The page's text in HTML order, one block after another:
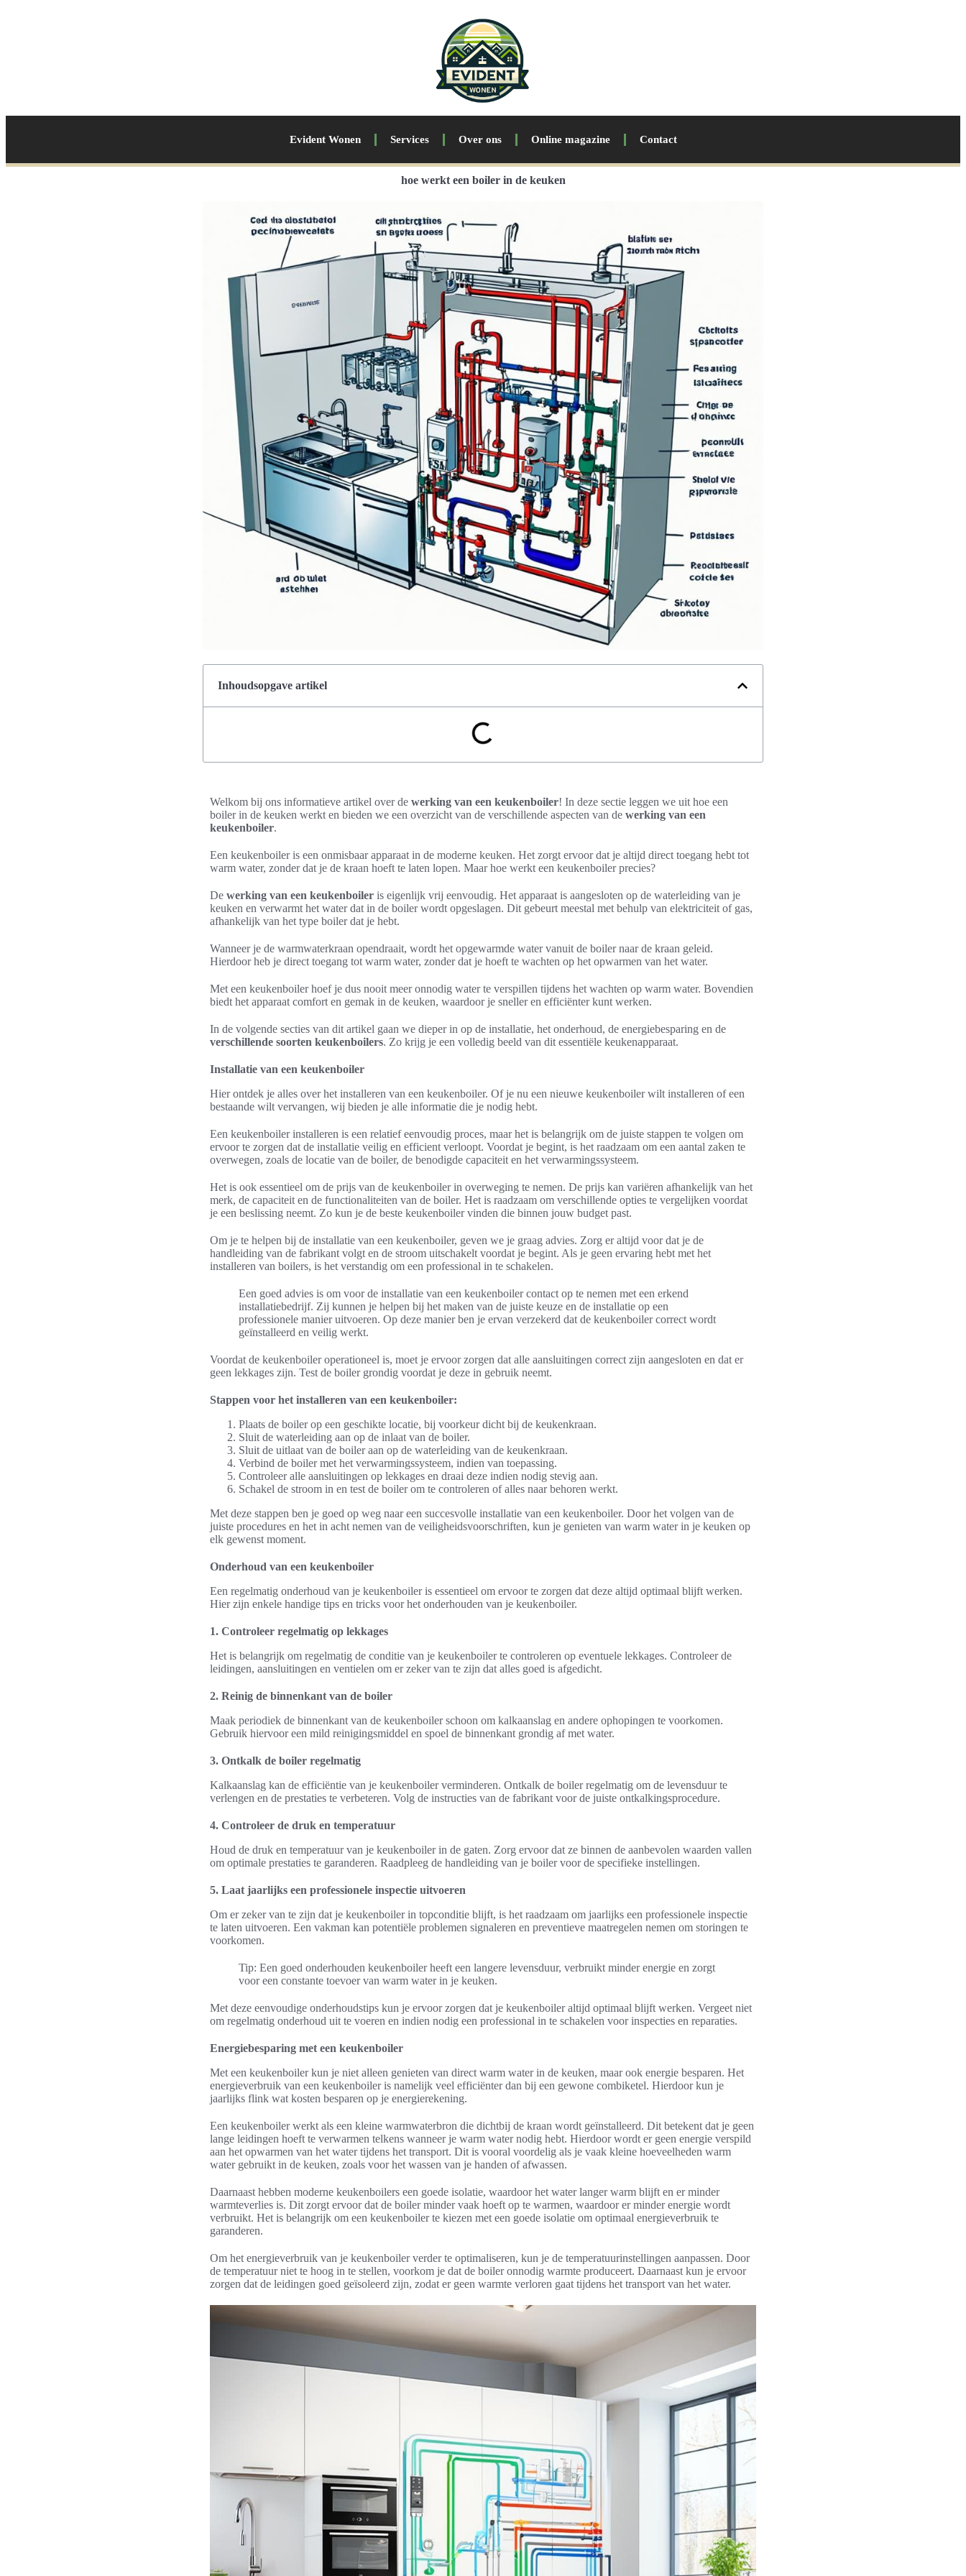
Evident Wonen Services Over ons Online magazine Contact
hoe werkt een boiler in de keuken
Inhoudsopgave artikel
Welkom bij ons informatieve artikel over de werking van een keukenboiler! In deze sectie leggen we uit hoe een
boiler in de keuken werkt en bieden we een overzicht van de verschillende aspecten van de werking van een
keukenboiler.
Een keukenboiler is een onmisbaar apparaat in de moderne keuken. Het zorgt ervoor dat je altijd direct toegang hebt tot
warm water, zonder dat je de kraan hoeft te laten lopen. Maar hoe werkt een keukenboiler precies?
De werking van een keukenboiler is eigenlijk vrij eenvoudig. Het apparaat is aangesloten op de waterleiding van je
keuken en verwarmt het water dat in de boiler wordt opgeslagen. Dit gebeurt meestal met behulp van elektriciteit of gas,
afhankelijk van het type boiler dat je hebt.
Wanneer je de warmwaterkraan opendraait, wordt het opgewarmde water vanuit de boiler naar de kraan geleid.
Hierdoor heb je direct toegang tot warm water, zonder dat je hoeft te wachten op het opwarmen van het water.
Met een keukenboiler hoef je dus nooit meer onnodig water te verspillen tijdens het wachten op warm water. Bovendien
biedt het apparaat comfort en gemak in de keuken, waardoor je sneller en efficiënter kunt werken.
In de volgende secties van dit artikel gaan we dieper in op de installatie, het onderhoud, de energiebesparing en de
verschillende soorten keukenboilers. Zo krijg je een volledig beeld van dit essentiële keukenapparaat.
Installatie van een keukenboiler
Hier ontdek je alles over het installeren van een keukenboiler. Of je nu een nieuwe keukenboiler wilt installeren of een
bestaande wilt vervangen, wij bieden je alle informatie die je nodig hebt.
Een keukenboiler installeren is een relatief eenvoudig proces, maar het is belangrijk om de juiste stappen te volgen om
ervoor te zorgen dat de installatie veilig en efficient verloopt. Voordat je begint, is het raadzaam om een aantal zaken te
overwegen, zoals de locatie van de boiler, de benodigde capaciteit en het verwarmingssysteem.
Het is ook essentieel om de prijs van de keukenboiler in overweging te nemen. De prijs kan variëren afhankelijk van het
merk, de capaciteit en de functionaliteiten van de boiler. Het is raadzaam om verschillende opties te vergelijken voordat
je een beslissing neemt. Zo kun je de beste keukenboiler vinden die binnen jouw budget past.
Om je te helpen bij de installatie van een keukenboiler, geven we je graag advies. Zorg er altijd voor dat je de
handleiding van de fabrikant volgt en de stroom uitschakelt voordat je begint. Als je geen ervaring hebt met het
installeren van boilers, is het verstandig om een professional in te schakelen.
Een goed advies is om voor de installatie van een keukenboiler contact op te nemen met een erkend
installatiebedrijf. Zij kunnen je helpen bij het maken van de juiste keuze en de installatie op een
professionele manier uitvoeren. Op deze manier ben je ervan verzekerd dat de keukenboiler correct wordt
geïnstalleerd en veilig werkt.
Voordat de keukenboiler operationeel is, moet je ervoor zorgen dat alle aansluitingen correct zijn aangesloten en dat er
geen lekkages zijn. Test de boiler grondig voordat je deze in gebruik neemt.
Stappen voor het installeren van een keukenboiler:
Plaats de boiler op een geschikte locatie, bij voorkeur dicht bij de keukenkraan.
Sluit de waterleiding aan op de inlaat van de boiler.
Sluit de uitlaat van de boiler aan op de waterleiding van de keukenkraan.
Verbind de boiler met het verwarmingssysteem, indien van toepassing.
Controleer alle aansluitingen op lekkages en draai deze indien nodig stevig aan.
Schakel de stroom in en test de boiler om te controleren of alles naar behoren werkt.
Met deze stappen ben je goed op weg naar een succesvolle installatie van een keukenboiler. Door het volgen van de
juiste procedures en het in acht nemen van de veiligheidsvoorschriften, kun je genieten van warm water in je keuken op
elk gewenst moment.
Onderhoud van een keukenboiler
Een regelmatig onderhoud van je keukenboiler is essentieel om ervoor te zorgen dat deze altijd optimaal blijft werken.
Hier zijn enkele handige tips en tricks voor het onderhouden van je keukenboiler.
1. Controleer regelmatig op lekkages
Het is belangrijk om regelmatig de conditie van je keukenboiler te controleren op eventuele lekkages. Controleer de
leidingen, aansluitingen en ventielen om er zeker van te zijn dat alles goed is afgedicht.
2. Reinig de binnenkant van de boiler
Maak periodiek de binnenkant van de keukenboiler schoon om kalkaanslag en andere ophopingen te voorkomen.
Gebruik hiervoor een mild reinigingsmiddel en spoel de binnenkant grondig af met water.
3. Ontkalk de boiler regelmatig
Kalkaanslag kan de efficiëntie van je keukenboiler verminderen. Ontkalk de boiler regelmatig om de levensduur te
verlengen en de prestaties te verbeteren. Volg de instructies van de fabrikant voor de juiste ontkalkingsprocedure.
4. Controleer de druk en temperatuur
Houd de druk en temperatuur van je keukenboiler in de gaten. Zorg ervoor dat ze binnen de aanbevolen waarden vallen
om optimale prestaties te garanderen. Raadpleeg de handleiding van je boiler voor de specifieke instellingen.
5. Laat jaarlijks een professionele inspectie uitvoeren
Om er zeker van te zijn dat je keukenboiler in topconditie blijft, is het raadzaam om jaarlijks een professionele inspectie
te laten uitvoeren. Een vakman kan potentiële problemen signaleren en preventieve maatregelen nemen om storingen te
voorkomen.
Tip: Een goed onderhouden keukenboiler heeft een langere levensduur, verbruikt minder energie en zorgt
voor een constante toevoer van warm water in je keuken.
Met deze eenvoudige onderhoudstips kun je ervoor zorgen dat je keukenboiler altijd optimaal blijft werken. Vergeet niet
om regelmatig onderhoud uit te voeren en indien nodig een professional in te schakelen voor inspecties en reparaties.
Energiebesparing met een keukenboiler
Met een keukenboiler kun je niet alleen genieten van direct warm water in de keuken, maar ook energie besparen. Het
energieverbruik van een keukenboiler is namelijk veel efficiënter dan bij een gewone combiketel. Hierdoor kun je
jaarlijks flink wat kosten besparen op je energierekening.
Een keukenboiler werkt als een kleine warmwaterbron die dichtbij de kraan wordt geïnstalleerd. Dit betekent dat je geen
lange leidingen hoeft te verwarmen telkens wanneer je warm water nodig hebt. Hierdoor wordt er geen energie verspild
aan het opwarmen van het water tijdens het transport. Dit is vooral voordelig als je vaak kleine hoeveelheden warm
water gebruikt in de keuken, zoals voor het wassen van je handen of afwassen.
Daarnaast hebben moderne keukenboilers een goede isolatie, waardoor het water langer warm blijft en er minder
warmteverlies is. Dit zorgt ervoor dat de boiler minder vaak hoeft op te warmen, waardoor er minder energie wordt
verbruikt. Het is belangrijk om een keukenboiler te kiezen met een goede isolatie om optimaal energieverbruik te
garanderen.
Om het energieverbruik van je keukenboiler verder te optimaliseren, kun je de temperatuurinstellingen aanpassen. Door
de temperatuur niet te hoog in te stellen, voorkom je dat de boiler onnodig warmte produceert. Daarnaast kun je ervoor
zorgen dat de leidingen goed geïsoleerd zijn, zodat er geen warmte verloren gaat tijdens het transport van het water.